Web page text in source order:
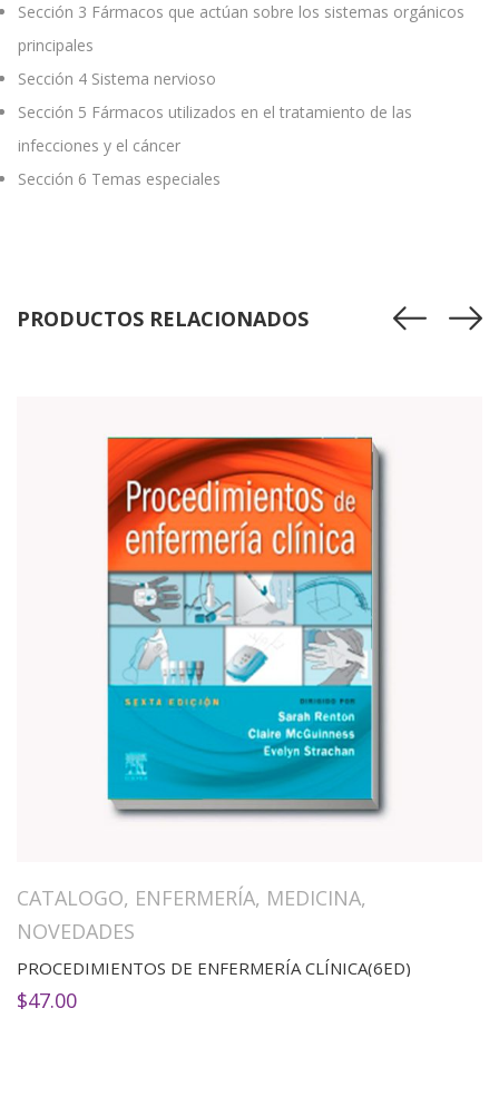
Sección 3 Fármacos que actúan sobre los sistemas orgánicos
principales
Sección 4 Sistema nervioso
Sección 5 Fármacos utilizados en el tratamiento de las
infecciones y el cáncer
Sección 6 Temas especiales
PRODUCTOS RELACIONADOS
CATALOGO, ENFERMERÍA, MEDICINA,
NOVEDADES
PROCEDIMIENTOS DE ENFERMERÍA CLÍNICA(6ED)
$47.00